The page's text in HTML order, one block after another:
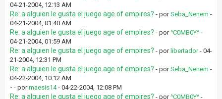
04-21-2004, 12:13 AM
Re: a alguien le gusta el juego age of empires? - porSeba_Nenem -
04-21-2004, 01:40 AM
Re: a alguien le gusta el juego age of empires? - por^C0MB0Y^ -
04-21-2004, 01:59 AM
Re: a alguien le gusta el juego age of empires? - por libertador- 04-
21-2004, 12:31 PM
Re: a alguien le gusta el juego age of empires? - porSeba_Nenem -
04-22-2004, 10:12 AM
- - pormaesis14- 04-22-2004, 12:08 PM
Re: a alguien le gusta el juego age of empires? - por^C0MB0Y^ -